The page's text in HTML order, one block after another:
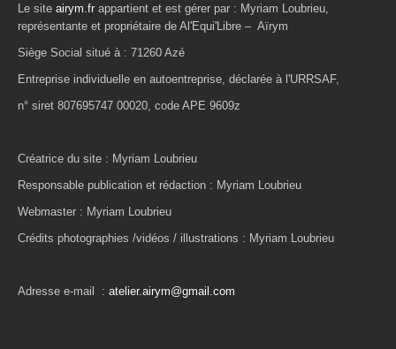
Le site airym.fr appartient et est gérer par : Myriam Loubrieu,
représentante et propriétaire de Al'Equi'Libre – Aïrym
Siège Social situé à : 71260 Azé
Entreprise individuelle en autoentreprise, déclarée à l'URRSAF,
n° siret 807695747 00020, code APE 9609z
Créatrice du site : Myriam
Loubrieu
Responsable publication et rédaction : Myriam
Loubrieu
Webmaster : Myriam
Loubrieu
Crédits photographies /vidéos / illustrations : Myriam
Loubrieu
Adresse e-mail : atelier.airym@gmail.com